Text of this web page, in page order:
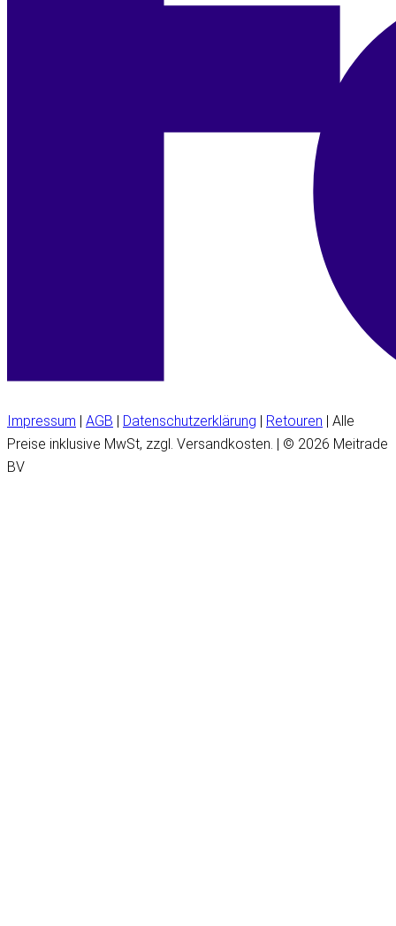
Impressum | AGB | Datenschutzerklärung | Retouren | Alle
Preise inklusive MwSt, zzgl. Versandkosten. | © 2026 Meitrade
BV